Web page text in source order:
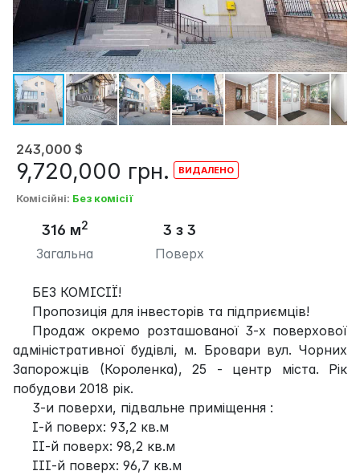
243,000 $
9,720,000 грн.
Комісійні: Без комісії
316 м2
Загальна
3 з 3
Поверх
БЕЗ КОМІСІЇ!
Пропозиція для інвесторів та підприємців!
Продаж окремо розташованої 3-х поверхової
адміністративної будівлі, м. Бровари вул. Чорних
Запорожців (Короленка), 25 - центр міста. Рік
побудови 2018 рік.
3-и поверхи, підвальне приміщення :
І-й поверх: 93,2 кв.м
ІІ-й поверх: 98,2 кв.м
ІІІ-й поверх: 96,7 кв.м